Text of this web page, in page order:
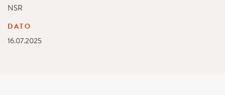
NSR
DATO
16.07.2025